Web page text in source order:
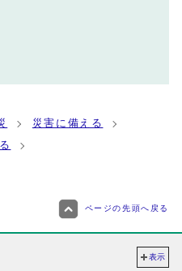
災害に備える
ページの先頭へ戻る
表示